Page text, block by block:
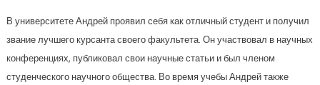
В университете Андрей проявил себя как отличный студент и получил
звание лучшего курсанта своего факультета. Он участвовал в научных
конференциях, публиковал свои научные статьи и был членом
студенческого научного общества. Во время учебы Андрей также